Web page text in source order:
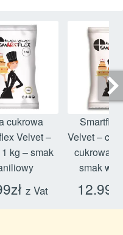
cukrowa
Velvet –
kg – smak
zł z Vat
Velvet –
cukrowa
smak
12.99